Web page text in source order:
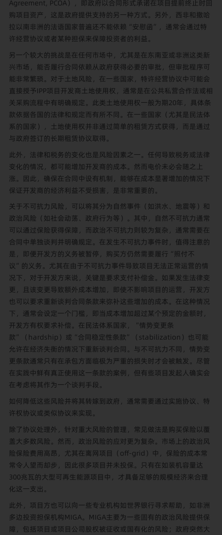
Agreement, PCOA），即政府以合同形式承诺在项目提前终止时回
购项目资产，这是政府提供支持的另一种方式。另外，西非和撒哈
拉以南非洲的法语国家普遍还不能依赖“安慰函”，通常会通过特
许经营协议或者某种担保来保障投资者的利益。
另一个较大的挑战是在任何市场中，尤其是在东南亚或非洲这类新
兴市场，能否履行合同依赖从政府获得必要的审批，但审批程序可
能非常繁琐。对于土地风险，在一些国家，特许经营协议中可能会
直接授予IPP项目开发商土地使用权，通常是在公共私营合作法或相
关采购流程中有明确规定。此类土地使用权一般为期20年，具体条
款依据各国的法律和规定而有所不同。在一些国家（尤其是民法体
系的国家），土地使用权并非通过简单的租赁方式获得，而是通过
与政府签订的长期租赁协议取得。
此外，法律和税务的变化也是风险因素之一。任何导致税务或法律
变化的情况，都可能增加开发商的成本。然而电价未必会随之上
涨。因此，确保在合同中设有机制，能够在成本显著增加的情况下
保证开发商的经济利益不受损害，是非常重要的。
关于不可抗力风险，可以将其分为自然事件（如洪水、地震等）和
政治风险（如社会动荡、政府行为等）。其中，自然不可抗力通常
可以通过保险获得保障，而政治不可抗力则较为复杂，通常需要在
合同中单独谈判并明确规定。在发生不可抗力事件时，值得注意的
是，即便开发方的义务被暂停，购买方仍然需要履行“照付不
议”的义务。尤其在由于不可抗力事件导致项目无法正常运营的情
况下，对于开发方来说，关键是要求支付补偿金。如果发生法律变
更，且该变更导致额外成本增加，即使不影响项目的运营，开发方
也可以要求重新谈判合同条款来弥补这些增加的成本。在这种情况
下，通常会设定一个门槛，即当成本增加超过某个预定的金额时，
开发方有权要求补偿。在民法体系国家，“情势变更条
款”（hardship）或“合同稳定性条款”（stabilization）也可能
允许在经济失衡的情况下重新谈判合同。与不可抗力不同，情势变
更条款通常只有在承包方面临极为严重的损失时才会被触发。尽管
在实践中鲜有真正使用这一条款的案例，但有些项目发起人确实会
在考虑将其作为一个谈判手段。
如何降低这些风险并将其转嫁到政府，通常需要通过实施协议、特
许权协议或类似协议来实现。
除了协议处理外，针对重大风险的管理，常见做法是购买保险以覆
盖大多数风险。然而，政治风险的应对更为复杂。市场上的政治风
险保险费用高昂，尤其在离网项目（off-grid）中，保险的成本常
常令人望而却步，因此很多项目并未投保。只有在如装机容量达
300兆瓦的大型可再生能源项目中，才具备足够的规模经济来合理
化这一支出。
此外，项目方也可以向一些专业机构如世界银行寻求帮助，如非洲
多边投资担保机构MIGA。MIGA主要为一些固有的政治风险提供保
障，包括项目或项目公司股权被征收或国有化的风险；政府突然大